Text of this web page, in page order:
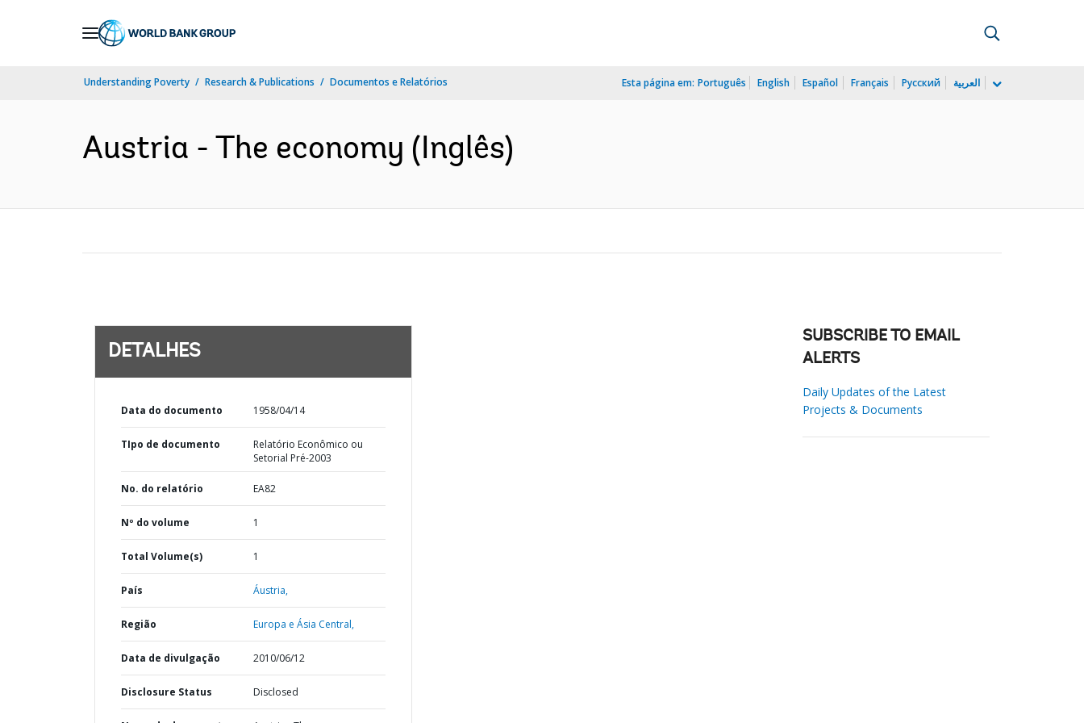
Understanding Poverty Research & Publications Documentos e Relatórios Esta página em: Português English Español Français Русский العربية
Austria - The economy (Inglês)
DETALHES
Data do documento 1958/04/14
TIpo de documento
Relatório Econômico ou
Setorial Pré-2003
No. do relatório EA82
Nº do volume 1
Total Volume(s) 1
País Áustria,
Região Europa e Ásia Central,
Data de divulgação 2010/06/12
Disclosure Status Disclosed
SUBSCRIBE TO EMAIL
ALERTS
Daily Updates of the Latest
Projects & Documents